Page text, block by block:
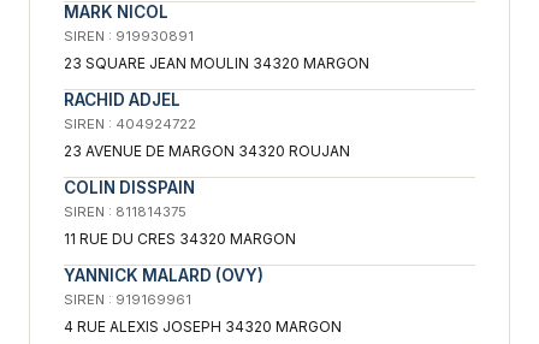
MARK NICOL
SIREN : 919930891
23 SQUARE JEAN MOULIN 34320 MARGON
RACHID ADJEL
SIREN : 404924722
23 AVENUE DE MARGON 34320 ROUJAN
COLIN DISSPAIN
SIREN : 811814375
11 RUE DU CRES 34320 MARGON
YANNICK MALARD (OVY)
SIREN : 919169961
4 RUE ALEXIS JOSEPH 34320 MARGON